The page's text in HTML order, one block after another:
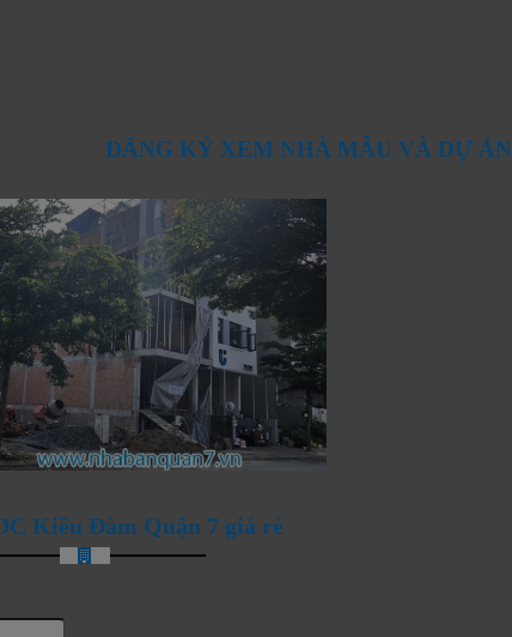
ĐÓN CHÀO NHỮNG
ĐĂNG KÝ XEM NHÀ MẪU VÀ DỰ ÁN
Kiều Đàm Quận 7 giá rẻ